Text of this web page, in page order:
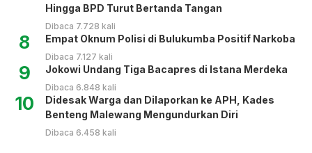
Hingga BPD Turut Bertanda Tangan
Dibaca 7.728 kali
8 Empat Oknum Polisi di Bulukumba Positif Narkoba
Dibaca 7.127 kali
9 Jokowi Undang Tiga Bacapres di Istana Merdeka
Dibaca 6.848 kali
10
Didesak Warga dan Dilaporkan ke APH, Kades
Benteng Malewang Mengundurkan Diri
Dibaca 6.458 kali